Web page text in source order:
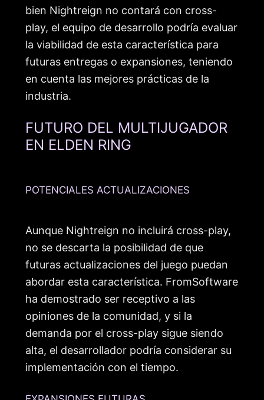
bien Nightreign no contará con cross-
play, el equipo de desarrollo podría evaluar
la viabilidad de esta característica para
futuras entregas o expansiones, teniendo
en cuenta las mejores prácticas de la
industria.
FUTURO DEL MULTIJUGADOR
EN ELDEN RING
POTENCIALES ACTUALIZACIONES
Aunque Nightreign no incluirá cross-play,
no se descarta la posibilidad de que
futuras actualizaciones del juego puedan
abordar esta característica. FromSoftware
ha demostrado ser receptivo a las
opiniones de la comunidad, y si la
demanda por el cross-play sigue siendo
alta, el desarrollador podría considerar su
implementación con el tiempo.